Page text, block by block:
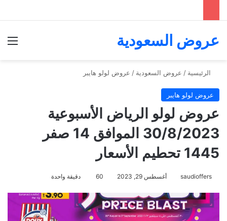
عروض السعودية
الرئيسية / عروض السعودية / عروض لولو هايبر
عروض لولو هايبر
عروض لولو الرياض الأسبوعية
30/8/2023 الموافق 14 صفر
1445 تحطيم الأسعار
saudioffers أغسطس 29, 2023 60 دقيقة واحدة